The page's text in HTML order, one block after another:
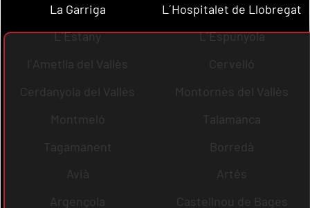
La Garriga
L´Hospitalet de Llobregat
L´Estany
L´Espunyola
l´Ametlla del Vallès
Cervelló
Cerdanyola del Vallès
Montornès del Vallès
Montmeló
Talamanca
Tagamanent
Borredà
Avià
Artés
Argençola
Castellnou de Bages